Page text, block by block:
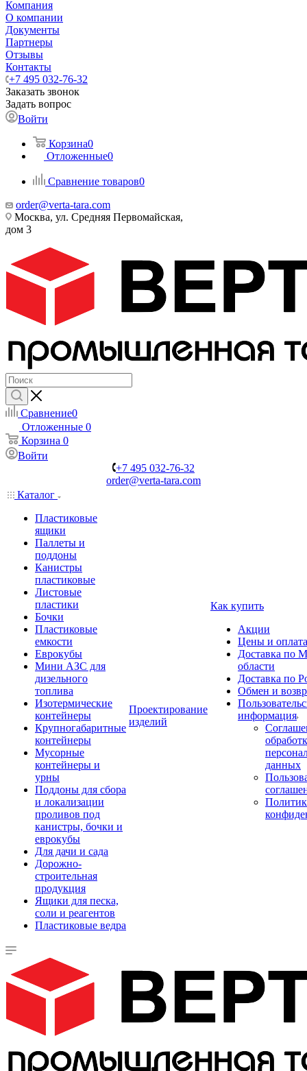
Компания
О компании
Документы
Партнеры
Отзывы
Контакты
+7 495 032-76-32
Заказать звонок
Задать вопрос
Войти
Корзина0
Отложенные0
Сравнение товаров0
order@verta-tara.com
Москва, ул. Средняя Первомайская,
дом 3
Сравнение0
Отложенные 0
Корзина 0
Войти
+7 495 032-76-32
order@verta-tara.com
Каталог
Пластиковые
ящики
Паллеты и
поддоны
Канистры
пластиковые
Листовые
пластики
Бочки
Пластиковые
емкости
Еврокубы
Мини АЗС для
дизельного
топлива
Изотермические
контейнеры
Крупногабаритные
контейнеры
Мусорные
контейнеры и
урны
Поддоны для сбора
и локализации
проливов под
канистры, бочки и
еврокубы
Для дачи и сада
Дорожно-
строительная
продукция
Ящики для песка,
соли и реагентов
Пластиковые ведра
Проектирование
изделий
Как купить
Акции
Цены и оплата
Доставка по
области
Доставка по
Обмен и
информация
данных